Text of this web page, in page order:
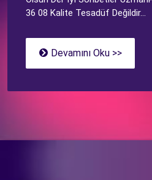
36 08 Kalite Tesadüf Değildir...
Devamını Oku >>